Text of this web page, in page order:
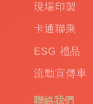
現場印製
卡通聯乘
ESG 禮品
流動宣傳車
聯絡我們